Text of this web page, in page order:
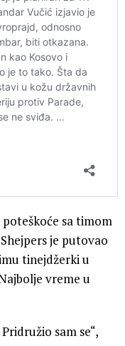
sa timom
je putovao
tinejdžerki u
vreme u
sam se“,